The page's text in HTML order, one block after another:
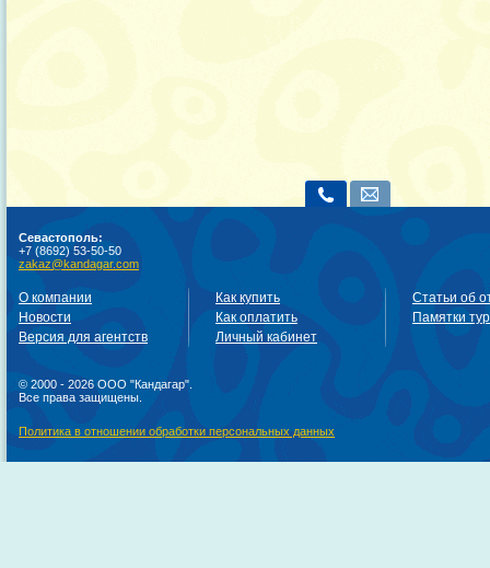
Севастополь:
+7 (8692) 53-50-50
zakaz@kandagar.com
О компании
Новости
Версия для агентств
Как купить
Как оплатить
Личный кабинет
Статьи об
Памятки
© 2000 - 2026 ООО "Кандагар".
Все права защищены.
Политика в отношении обработки персональных данных